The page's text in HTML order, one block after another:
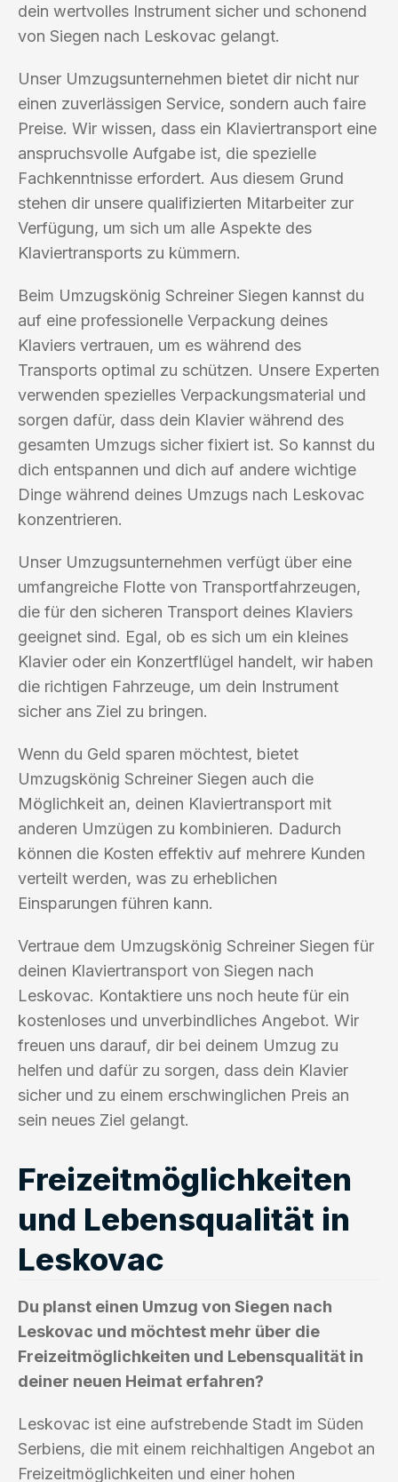
dein wertvolles Instrument sicher und schonend
von Siegen nach Leskovac gelangt.
Unser Umzugsunternehmen bietet dir nicht nur
einen zuverlässigen Service, sondern auch faire
Preise. Wir wissen, dass ein Klaviertransport eine
anspruchsvolle Aufgabe ist, die spezielle
Fachkenntnisse erfordert. Aus diesem Grund
stehen dir unsere qualifizierten Mitarbeiter zur
Verfügung, um sich um alle Aspekte des
Klaviertransports zu kümmern.
Beim Umzugskönig Schreiner Siegen kannst du
auf eine professionelle Verpackung deines
Klaviers vertrauen, um es während des
Transports optimal zu schützen. Unsere Experten
verwenden spezielles Verpackungsmaterial und
sorgen dafür, dass dein Klavier während des
gesamten Umzugs sicher fixiert ist. So kannst du
dich entspannen und dich auf andere wichtige
Dinge während deines Umzugs nach Leskovac
konzentrieren.
Unser Umzugsunternehmen verfügt über eine
umfangreiche Flotte von Transportfahrzeugen,
die für den sicheren Transport deines Klaviers
geeignet sind. Egal, ob es sich um ein kleines
Klavier oder ein Konzertflügel handelt, wir haben
die richtigen Fahrzeuge, um dein Instrument
sicher ans Ziel zu bringen.
Wenn du Geld sparen möchtest, bietet
Umzugskönig Schreiner Siegen auch die
Möglichkeit an, deinen Klaviertransport mit
anderen Umzügen zu kombinieren. Dadurch
können die Kosten effektiv auf mehrere Kunden
verteilt werden, was zu erheblichen
Einsparungen führen kann.
Vertraue dem Umzugskönig Schreiner Siegen für
deinen Klaviertransport von Siegen nach
Leskovac. Kontaktiere uns noch heute für ein
kostenloses und unverbindliches Angebot. Wir
freuen uns darauf, dir bei deinem Umzug zu
helfen und dafür zu sorgen, dass dein Klavier
sicher und zu einem erschwinglichen Preis an
sein neues Ziel gelangt.
Freizeitmöglichkeiten
und Lebensqualität in
Leskovac
Du planst einen Umzug von Siegen nach
Leskovac und möchtest mehr über die
Freizeitmöglichkeiten und Lebensqualität in
deiner neuen Heimat erfahren?
Leskovac ist eine aufstrebende Stadt im Süden
Serbiens, die mit einem reichhaltigen Angebot an
Freizeitmöglichkeiten und einer hohen